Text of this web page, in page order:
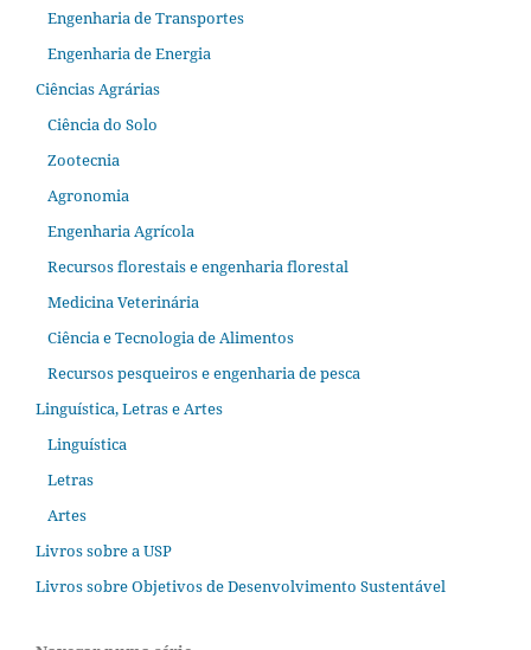
Engenharia de Transportes
Engenharia de Energia
Ciências Agrárias
Ciência do Solo
Zootecnia
Agronomia
Engenharia Agrícola
Recursos florestais e engenharia florestal
Medicina Veterinária
Ciência e Tecnologia de Alimentos
Recursos pesqueiros e engenharia de pesca
Linguística, Letras e Artes
Linguística
Letras
Artes
Livros sobre a USP
Livros sobre Objetivos de Desenvolvimento Sustentável